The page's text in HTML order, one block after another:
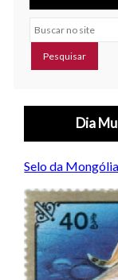
Buscar no site
Dia
Selo da